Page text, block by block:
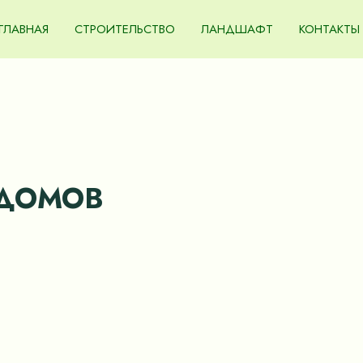
СТРОИТЕЛЬСТВО ЛАНДШАФТ КОНТАКТЫ